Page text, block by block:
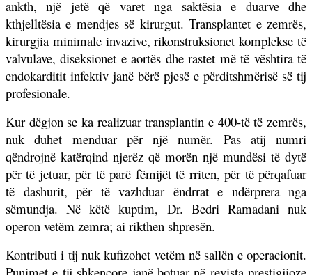
ankth, një jetë që varet nga saktësia e duarve dhe
kthjelltësia e mendjes së kirurgut. Transplantet e zemrës,
kirurgjia minimale invazive, rikonstruksionet komplekse të
valvulave, diseksionet e aortës dhe rastet më të vështira të
endokarditit infektiv janë bërë pjesë e përditshmërisë së tij
profesionale.
Kur dëgjon se ka realizuar transplantin e 400-të të zemrës,
nuk duhet menduar për një numër. Pas atij numri
qëndrojnë katërqind njerëz që morën një mundësi të dytë
për të jetuar, për të parë fëmijët të rriten, për të përqafuar
të dashurit, për të vazhduar ëndrrat e ndërprera nga
sëmundja. Në këtë kuptim, Dr. Bedri Ramadani nuk
operon vetëm zemra; ai rikthen shpresën.
Kontributi i tij nuk kufizohet vetëm në sallën e operacionit.